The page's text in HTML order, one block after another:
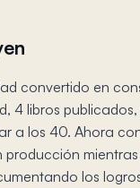
convertido en
4 libros
a los 40. Ahora
producción
los